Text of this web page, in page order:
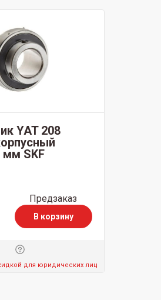
YAT 208
мм SKF
Предзаказ
В корзину
для юридических лиц